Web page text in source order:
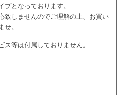
プとなっております。
致しませんのでご理解の上、お買い
せ。
ス等は付属しておりません。